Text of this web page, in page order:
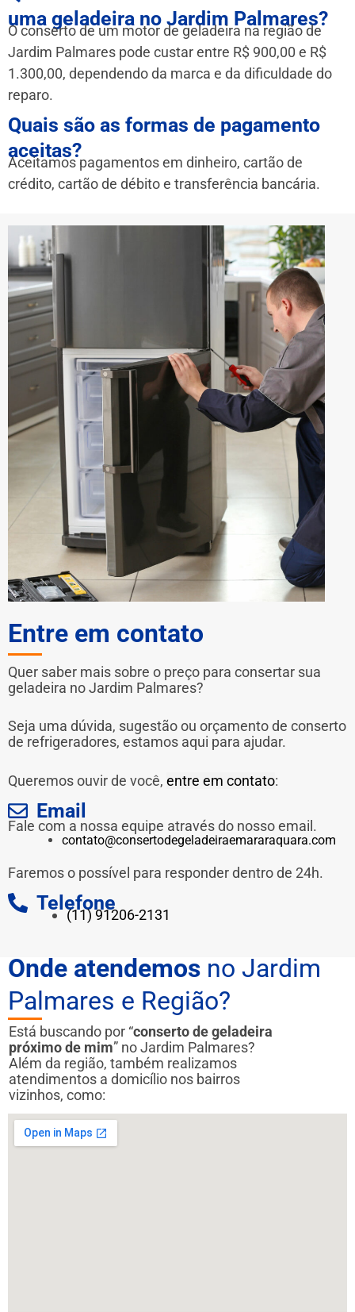
uma geladeira no Jardim Palmares?
O conserto de um motor de geladeira na região de
Jardim Palmares pode custar entre R$ 900,00 e R$
1.300,00, dependendo da marca e da dificuldade do
reparo.
Quais são as formas de pagamento
aceitas?
Aceitamos pagamentos em dinheiro, cartão de
crédito, cartão de débito e transferência bancária.
Entre em contato
Quer saber mais sobre o preço para consertar sua
geladeira no Jardim Palmares?
Seja uma dúvida, sugestão ou orçamento de conserto
de refrigeradores, estamos aqui para ajudar.
Queremos ouvir de você, entre em contato:
Email
Fale com a nossa equipe através do nosso email.
contato@consertodegeladeiraemararaquara.com
Faremos o possível para responder dentro de 24h.
Telefone
(11) 91206-2131
Onde atendemos no Jardim
Palmares e Região?
Está buscando por “conserto de geladeira
próximo de mim” no Jardim Palmares?
Além da região, também realizamos
atendimentos a domicílio nos bairros
vizinhos, como: